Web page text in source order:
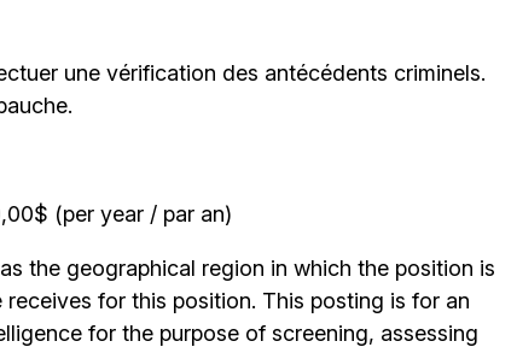
une vérification des antécédents criminels.
(per year / par an)
the geographical region in which the position is
for this position. This posting is for an
for the purpose of screening, assessing